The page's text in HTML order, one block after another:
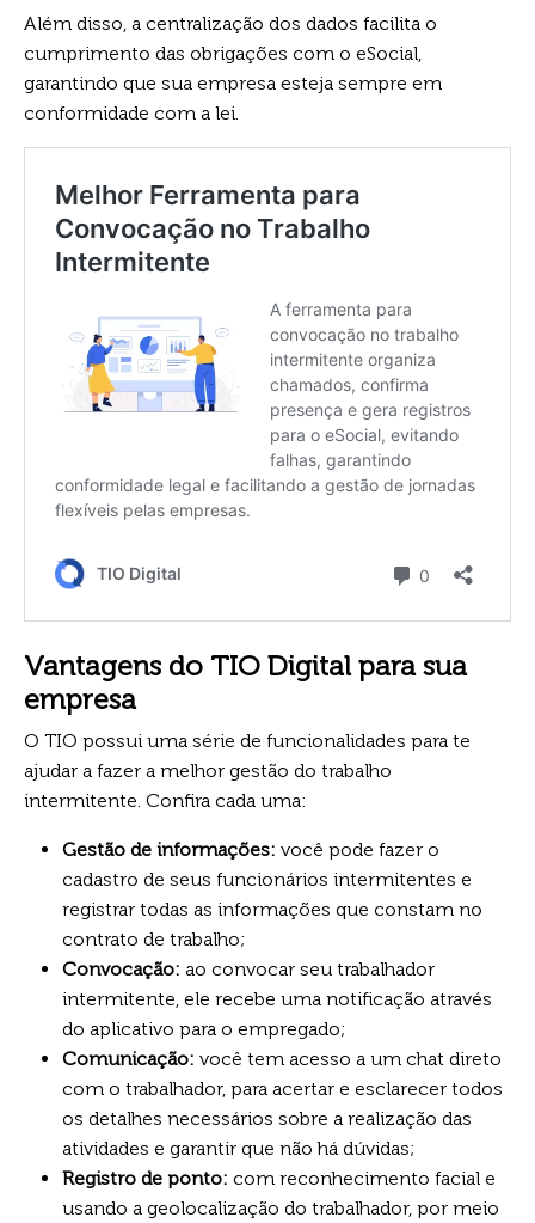
Além disso, a centralização dos dados facilita o
cumprimento das obrigações com o eSocial,
garantindo que sua empresa esteja sempre em
conformidade com a lei.
Vantagens do TIO Digital para sua
empresa
O TIO possui uma série de funcionalidades para te
ajudar a fazer a melhor gestão do trabalho
intermitente. Confira cada uma:
Gestão de informações: você pode fazer o
cadastro de seus funcionários intermitentes e
registrar todas as informações que constam no
contrato de trabalho;
Convocação: ao convocar seu trabalhador
intermitente, ele recebe uma notificação através
do aplicativo para o empregado;
Comunicação: você tem acesso a um chat direto
com o trabalhador, para acertar e esclarecer todos
os detalhes necessários sobre a realização das
atividades e garantir que não há dúvidas;
Registro de ponto: com reconhecimento facial e
usando a geolocalização do trabalhador, por meio